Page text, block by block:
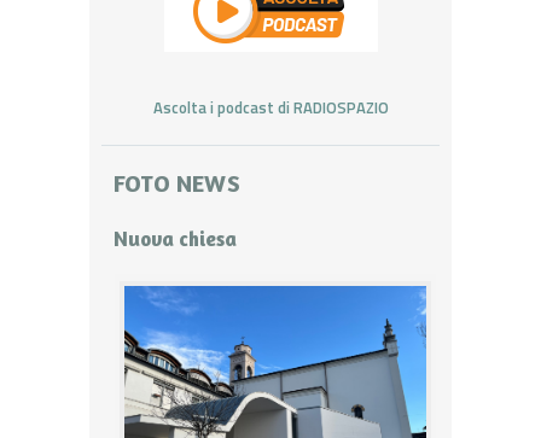
Ascolta i podcast di RADIOSPAZIO
FOTO NEWS
Nuova chiesa